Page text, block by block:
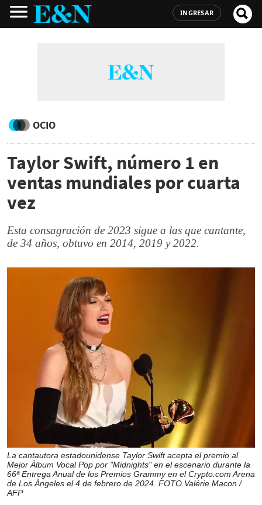
INGRESAR
OCIO
Taylor Swift, número 1 en
ventas mundiales por cuarta
vez
Esta consagración de 2023 sigue a las que cantante,
de 34 años, obtuvo en 2014, 2019 y 2022.
La cantautora estadounidense Taylor Swift acepta el premio al
Mejor Álbum Vocal Pop por "Midnights" en el escenario durante la
66ª Entrega Anual de los Premios Grammy en el Crypto.com Arena
de Los Ángeles el 4 de febrero de 2024. FOTO Valérie Macon /
AFP